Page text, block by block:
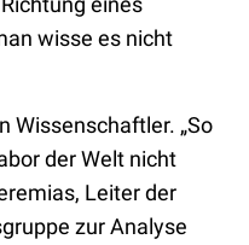
wisse es nicht
Wissenschaftler. „So
der Welt nicht
Leiter der
zur Analyse